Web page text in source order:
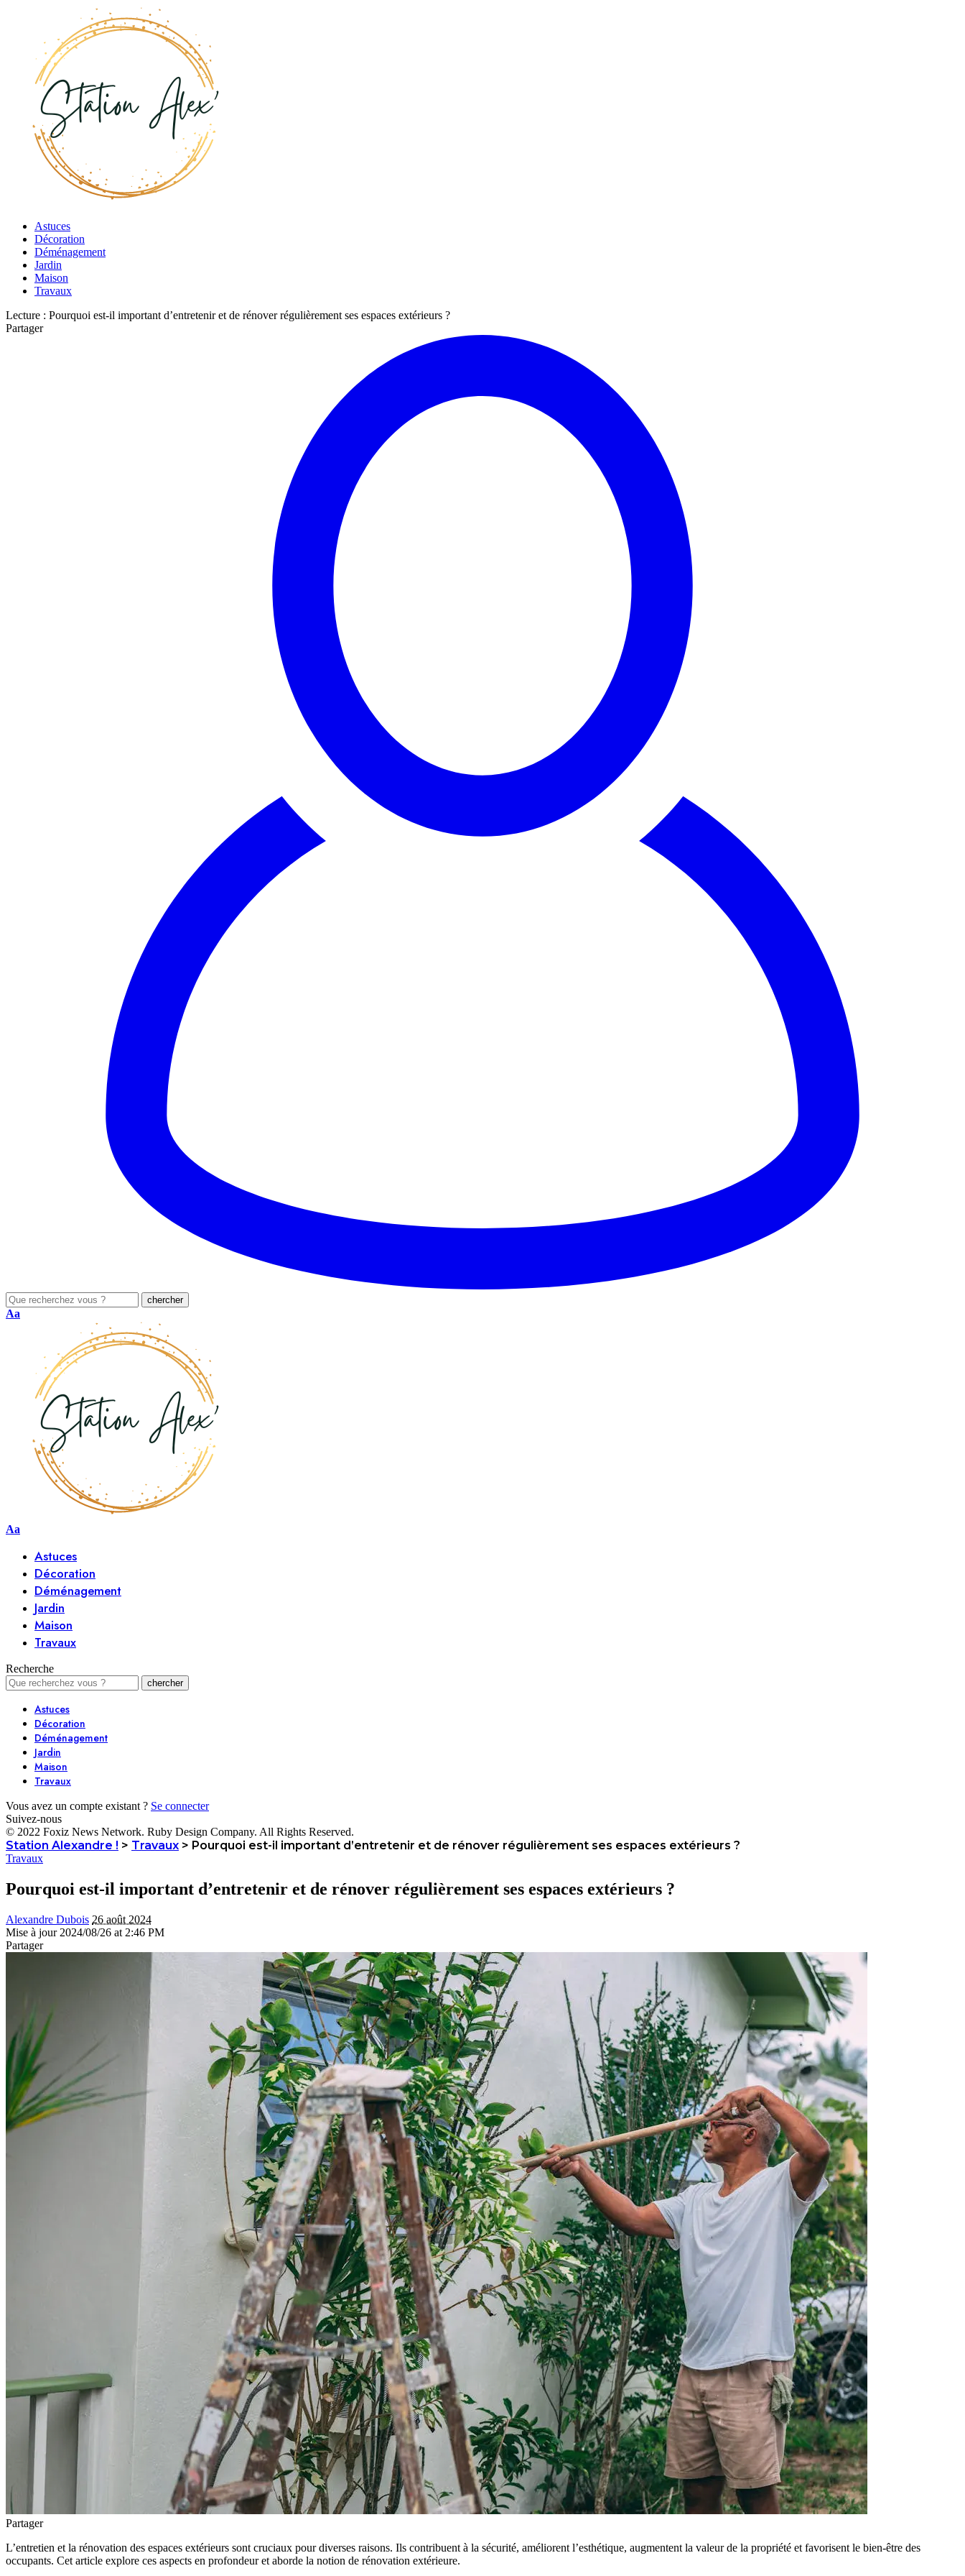
Astuces
Décoration
Déménagement
Jardin
Maison
Travaux
Lecture : Pourquoi est-il important d’entretenir et de rénover régulièrement ses espaces extérieurs ?
Partager
Aa
Aa
Astuces
Décoration
Déménagement
Jardin
Maison
Travaux
Recherche
Astuces
Décoration
Déménagement
Jardin
Maison
Travaux
Vous avez un compte existant ? Se connecter
Suivez-nous
© 2022 Foxiz News Network. Ruby Design Company. All Rights Reserved.
Station Alexandre ! > Travaux > Pourquoi est-il important d’entretenir et de rénover régulièrement ses espaces extérieurs ?
Travaux
Pourquoi est-il important d’entretenir et de rénover régulièrement ses espaces extérieurs ?
Alexandre Dubois 26 août 2024
Mise à jour 2024/08/26 at 2:46 PM
Partager
Partager
L’entretien et la rénovation des espaces extérieurs sont cruciaux pour diverses raisons. Ils contribuent à la sécurité, améliorent l’esthétique, augmentent la valeur de la propriété et favorisent le bien-être des
occupants. Cet article explore ces aspects en profondeur et aborde la notion de rénovation extérieure.